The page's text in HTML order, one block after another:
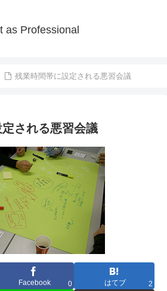
as Professional
残業時間帯に設定される悪習会議
される悪習会議
Facebook 0 はてブ 2